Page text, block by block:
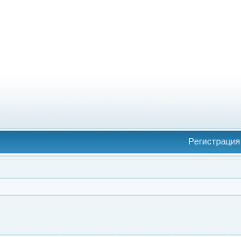
Регистрация